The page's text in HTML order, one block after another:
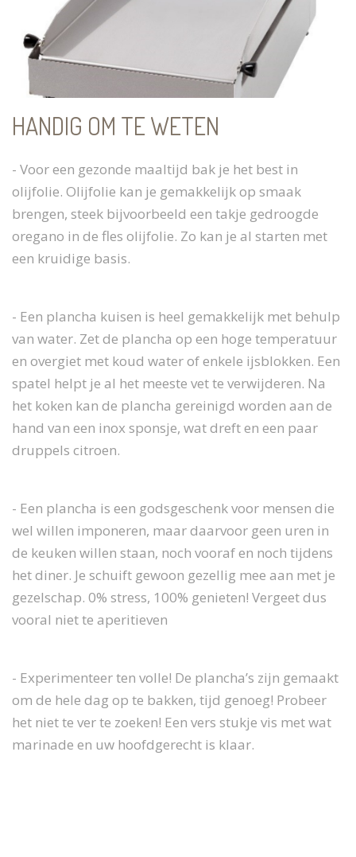
HANDIG OM TE WETEN
- Voor een gezonde maaltijd bak je het best in
olijfolie. Olijfolie kan je gemakkelijk op smaak
brengen, steek bijvoorbeeld een takje gedroogde
oregano in de fles olijfolie. Zo kan je al starten met
een kruidige basis.
- Een plancha kuisen is heel gemakkelijk met behulp
van water. Zet de plancha op een hoge temperatuur
en overgiet met koud water of enkele ijsblokken. Een
spatel helpt je al het meeste vet te verwijderen. Na
het koken kan de plancha gereinigd worden aan de
hand van een inox sponsje, wat dreft en een paar
druppels citroen.
- Een plancha is een godsgeschenk voor mensen die
wel willen imponeren, maar daarvoor geen uren in
de keuken willen staan, noch vooraf en noch tijdens
het diner. Je schuift gewoon gezellig mee aan met je
gezelschap. 0% stress, 100% genieten! Vergeet dus
vooral niet te aperitieven
- Experimenteer ten volle! De plancha’s zijn gemaakt
om de hele dag op te bakken, tijd genoeg! Probeer
het niet te ver te zoeken! Een vers stukje vis met wat
marinade en uw hoofdgerecht is klaar.